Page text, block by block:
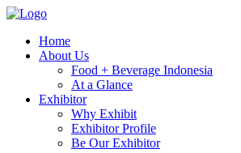
Home
About Us
Food + Beverage Indonesia
At a Glance
Exhibitor
Why Exhibit
Exhibitor Profile
Be Our Exhibitor